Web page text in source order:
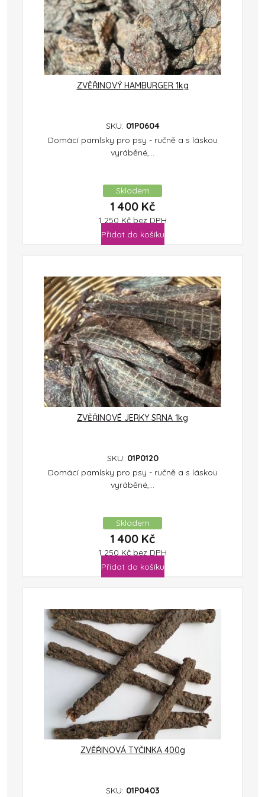
ZVĚŘINOVÝ HAMBURGER 1kg
SKU: 01P0604
Domácí pamlsky pro psy - ručně a s láskou
vyráběné,...
Skladem
1 400 Kč
1 250 Kč bez DPH
Přidat do košíku
ZVĚŘINOVÉ JERKY SRNA 1kg
SKU: 01P0120
Domácí pamlsky pro psy - ručně a s láskou
vyráběné,...
Skladem
1 400 Kč
1 250 Kč bez DPH
Přidat do košíku
ZVĚŘINOVÁ TYČINKA 400g
SKU: 01P0403